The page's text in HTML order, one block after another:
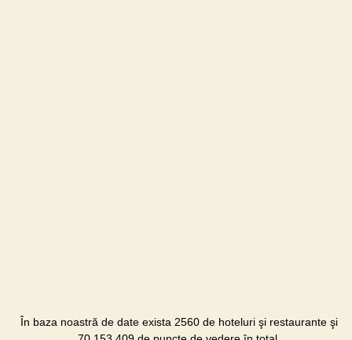
În baza noastră de date exista 2560 de hoteluri şi restaurante şi